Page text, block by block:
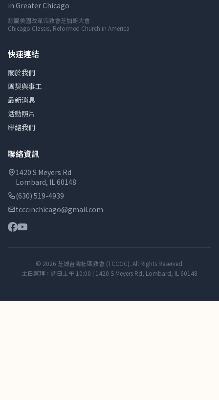
in Greater Chicago
隸屬美國改革宗教會芝加哥大會
Chicago Classis, Reformed Church in America
快速連結
關於我們
團契與事工
最新消息
活動照片
聯絡我們
聯絡資訊
1420 S Meyers Rd
Lombard, IL 60148
(630) 519-4939
tcccinchicago@gmail.com
© 2026 芝城台灣社區教會 (TCCGC). All Rights Reserved.
主日崇拜：週日上午 10:00 | 1420 S Meyers Rd, Lombard, IL 60148